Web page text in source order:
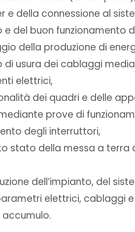
e della connessione al
del buon funzionamento
della produzione di
di usura dei cablaggi
elettrici,
dei quadri e delle
prove di
degli interruttori,
stato della messa a terra
dell’impianto, del
elettrici, cablaggi